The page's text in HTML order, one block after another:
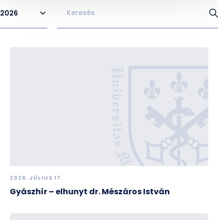
2026
2026. JÚLIUS 17.
Gyászhír – elhunyt dr. Mészáros István